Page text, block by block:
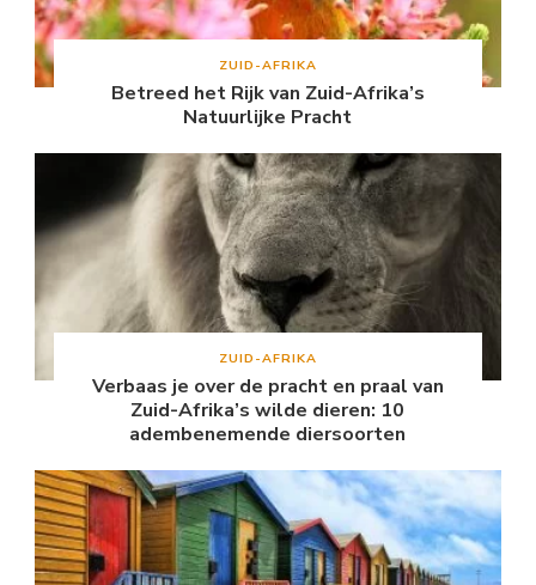
ZUID-AFRIKA
Betreed het Rijk van Zuid-Afrika’s
Natuurlijke Pracht
ZUID-AFRIKA
Verbaas je over de pracht en praal van
Zuid-Afrika’s wilde dieren: 10
adembenemende diersoorten